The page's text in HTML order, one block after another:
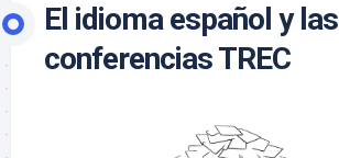
El idioma español y las
conferencias TREC